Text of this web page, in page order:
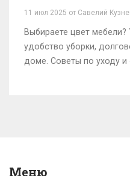
службы
11 июл 2025 от Савелий
Выбираете цвет мебели?
удобство уборки,
доме. Советы по уходу и
Меню